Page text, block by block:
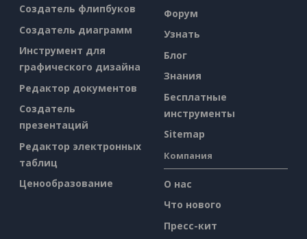
Создатель флипбуков
Создатель диаграмм
Инструмент для
графического дизайна
Редактор документов
Создатель
презентаций
Редактор электронных
таблиц
Ценообразование
Форум
Узнать
Блог
Знания
Бесплатные
инструменты
Sitemap
Компания
О нас
Что нового
Пресс-кит